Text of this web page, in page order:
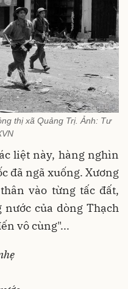
thị xã Quảng Trị. Ảnh: Tư
liệt này, hàng nghìn
đã ngã xuống. Xương
vào từng tấc đất,
của dòng Thạch
vô cùng"...